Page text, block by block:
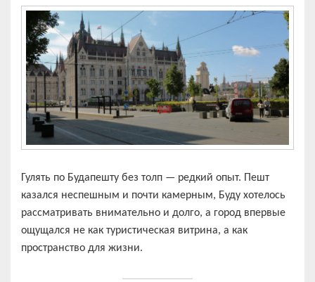
Гулять по Будапешту без толп — редкий опыт. Пешт
казался неспешным и почти камерным, Буду хотелось
рассматривать внимательно и долго, а город впервые
ощущался не как туристическая витрина, а как
пространство для жизни.